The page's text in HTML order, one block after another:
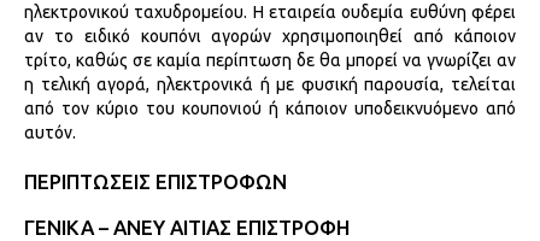
ηλεκτρονικού ταχυδρομείου. Η εταιρεία ουδεμία ευθύνη φέρει
αν το ειδικό κουπόνι αγορών χρησιμοποιηθεί από κάποιον
τρίτο, καθώς σε καμία περίπτωση δε θα μπορεί να γνωρίζει αν
η τελική αγορά, ηλεκτρονικά ή με φυσική παρουσία, τελείται
από τον κύριο του κουπονιού ή κάποιον υποδεικνυόμενο από
αυτόν.
ΠΕΡΙΠΤΩΣΕΙΣ ΕΠΙΣΤΡΟΦΩΝ
ΓΕΝΙΚΑ – ΑΝΕΥ ΑΙΤΙΑΣ ΕΠΙΣΤΡΟΦΗ